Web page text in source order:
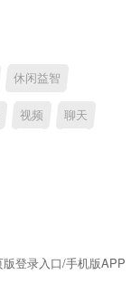
休闲益智
视频 聊天
登录入口/手机版APP